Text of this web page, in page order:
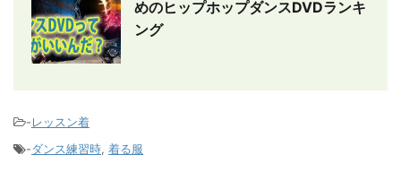
めのヒップホップダンスDVDランキ
ング
-レッスン着
-ダンス練習時, 着る服